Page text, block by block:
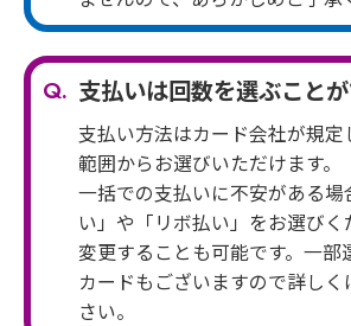
支払いは回数を選ぶこと
支払い方法はカード会社が規定
範囲からお選びいただけます。
一括での支払いに不安がある場
い」や「リボ払い」をお選びく
変更することも可能です。一部
カードもございますので詳し
さい。